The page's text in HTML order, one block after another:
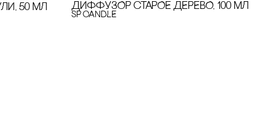
50 МЛ
ДИФФУЗОР сТАРОЕ ДЕРЕВО, 100 МЛ
SP CANDLE